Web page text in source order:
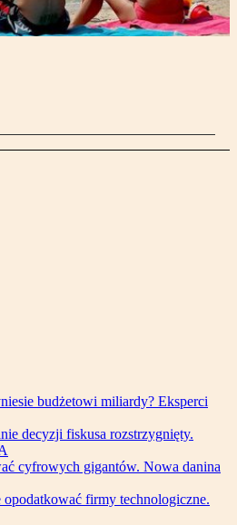
budżetowi miliardy? Eksperci
decyzji fiskusa rozstrzygnięty.
cyfrowych gigantów. Nowa danina
firmy technologiczne.